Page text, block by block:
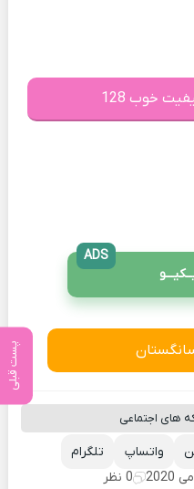
پست قبلی
خوب 128
ADS
های اجتماعی
تلگرام واتساپ
0 نظر